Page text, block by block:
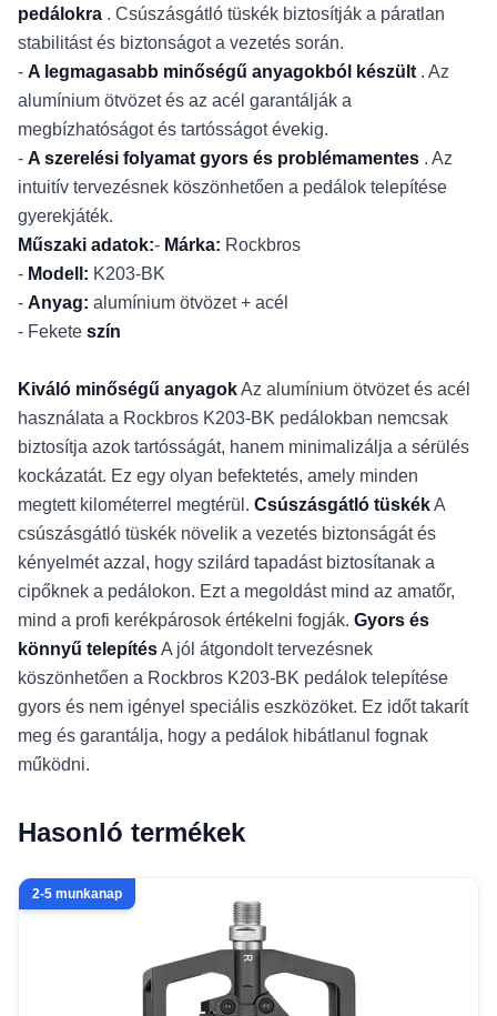
pedálokra . Csúszásgátló tüskék biztosítják a páratlan
stabilitást és biztonságot a vezetés során.
- A legmagasabb minőségű anyagokból készült . Az
alumínium ötvözet és az acél garantálják a
megbízhatóságot és tartósságot évekig.
- A szerelési folyamat gyors és problémamentes . Az
intuitív tervezésnek köszönhetően a pedálok telepítése
gyerekjáték.
Műszaki adatok:- Márka: Rockbros
- Modell: K203-BK
- Anyag: alumínium ötvözet + acél
- Fekete szín
Kiváló minőségű anyagokAz alumínium ötvözet és acél
használata a Rockbros K203-BK pedálokban nemcsak
biztosítja azok tartósságát, hanem minimalizálja a sérülés
kockázatát. Ez egy olyan befektetés, amely minden
megtett kilométerrel megtérül. Csúszásgátló tüskékA
csúszásgátló tüskék növelik a vezetés biztonságát és
kényelmét azzal, hogy szilárd tapadást biztosítanak a
cipőknek a pedálokon. Ezt a megoldást mind az amatőr,
mind a profi kerékpárosok értékelni fogják. Gyors és
könnyű telepítésA jól átgondolt tervezésnek
köszönhetően a Rockbros K203-BK pedálok telepítése
gyors és nem igényel speciális eszközöket. Ez időt takarít
meg és garantálja, hogy a pedálok hibátlanul fognak
működni.
Hasonló termékek
2-5 munkanap